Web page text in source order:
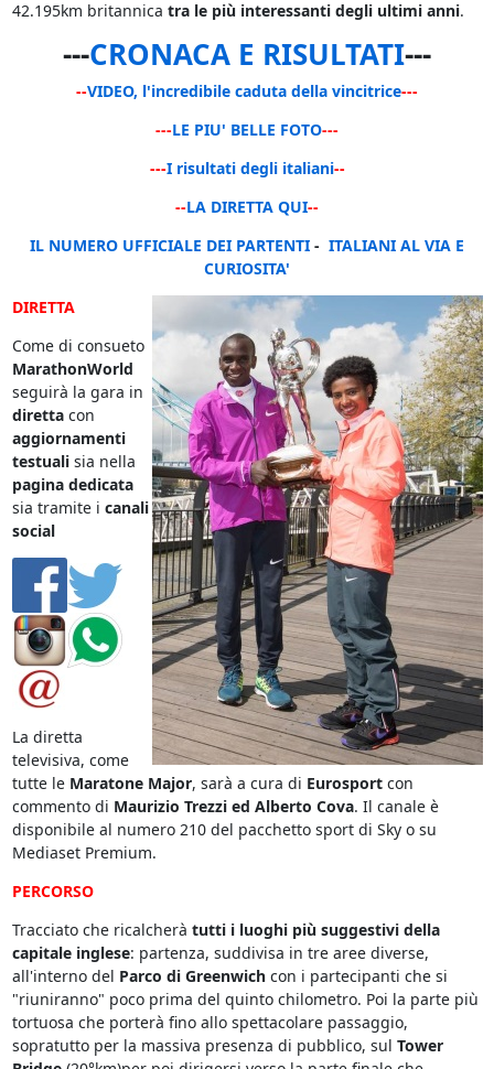
42.195km britannica tra le più interessanti degli ultimi anni.
---CRONACA E RISULTATI---
--VIDEO, l'incredibile caduta della vincitrice---
---LE PIU' BELLE FOTO---
---I risultati degli italiani--
--LA DIRETTA QUI--
IL NUMERO UFFICIALE DEI PARTENTI - ITALIANI AL VIA E
CURIOSITA'
DIRETTA
Come di consueto
MarathonWorld
seguirà la gara in
diretta con
aggiornamenti
testualisia nella
pagina dedicata
sia tramite i canali
social
La diretta
televisiva, come
tutte le Maratone Major, sarà a cura di Eurosport con
commento di Maurizio Trezzi ed Alberto Cova. Il canale è
disponibile al numero 210 del pacchetto sport di Sky o su
Mediaset Premium.
PERCORSO
Tracciato che ricalcherà tutti i luoghi più suggestivi della
capitale inglese: partenza, suddivisa in tre aree diverse,
all'interno del Parco di Greenwichcon i partecipanti che si
"riuniranno" poco prima del quinto chilometro. Poi la parte più
tortuosa che porterà fino allo spettacolare passaggio,
sopratutto per la massiva presenza di pubblico, sul Tower